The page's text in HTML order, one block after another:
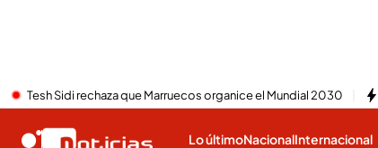
Tesh Sidi rechaza que Marruecos organice el Mundial 2030
Lo últimoNacionalInternacional